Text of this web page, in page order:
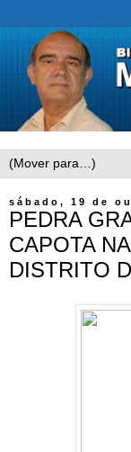
sábado, 19 de
PEDRA
CAPOTA
DISTRITO